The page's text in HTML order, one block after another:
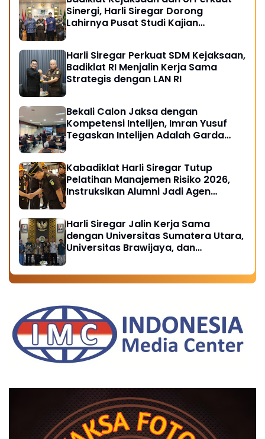
Sinergi, Harli Siregar Dorong
Lahirnya Pusat Studi Kajian
Harli Siregar Perkuat SDM Kejaksaan,
Badiklat RI Menjalin Kerja Sama
Strategis dengan LAN RI
Bekali Calon Jaksa dengan
Kompetensi Intelijen, Imran Yusuf
Tegaskan Intelijen Adalah Garda
Kabadiklat Harli Siregar Tutup
Pelatihan Manajemen Risiko 2026,
Instruksikan Alumni Jadi Agen
Harli Siregar Jalin Kerja Sama
dengan Universitas Sumatera Utara,
Universitas Brawijaya, dan
Peluang Pegawai Kejaksaan RI
Tempuh Pendidikan Doktor (S3)